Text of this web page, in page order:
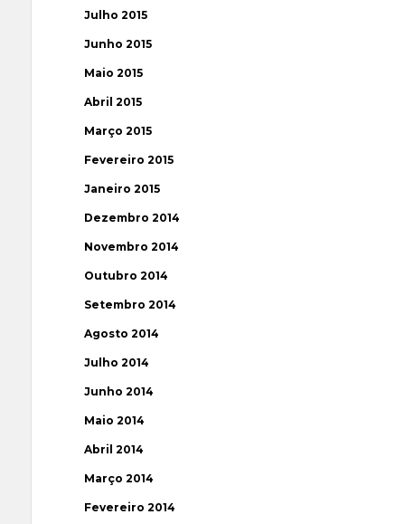
Julho 2015
Junho 2015
Maio 2015
Abril 2015
Março 2015
Fevereiro 2015
Janeiro 2015
Dezembro 2014
Novembro 2014
Outubro 2014
Setembro 2014
Agosto 2014
Julho 2014
Junho 2014
Maio 2014
Abril 2014
Março 2014
Fevereiro 2014